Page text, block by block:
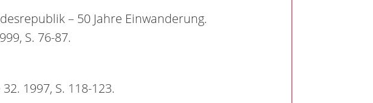
– 50 Jahre Einwanderung.
S. 76-87.
1997, S. 118-123.